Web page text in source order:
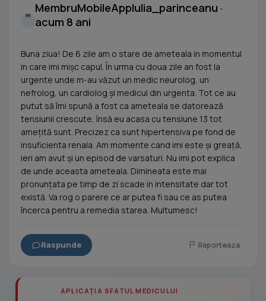
M
MembruMobileAppIulia_parinceanu ·
acum 8 ani
Buna ziua! De 6 zile am o stare de ameteala in momentul
in care imi mișc capul. În urma cu doua zile an fost la
urgente unde m-au văzut un medic neurolog, un
nefrolog, un cardiolog și medicul din urgenta. Tot ce au
putut să îmi spună a fost ca ameteala se datorează
tensiunii crescute, însă eu acasa cu tensiune 13 tot
amețită sunt. Precizez ca sunt hipertensiva pe fond de
insuficienta renala. Am momente cand imi este și greață,
ieri am avut și un episod de varsaturi. Nu imi pot explica
de unde aceasta ameteala. Dimineata este mai
pronunțata pe timp de zi scade in intensitate dar tot
există. Va rog o parere ce ar putea fi sau ce as putea
încerca pentru a remedia starea. Multumesc!
Raspunde Raporteaza
APLICAȚIA SFATUL MEDICULUI